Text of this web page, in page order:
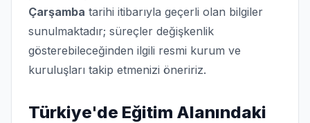
Çarşamba tarihi itibarıyla geçerli olan bilgiler
sunulmaktadır; süreçler değişkenlik
gösterebileceğinden ilgili resmi kurum ve
kuruluşları takip etmenizi öneririz.
Türkiye'de Eğitim Alanındaki